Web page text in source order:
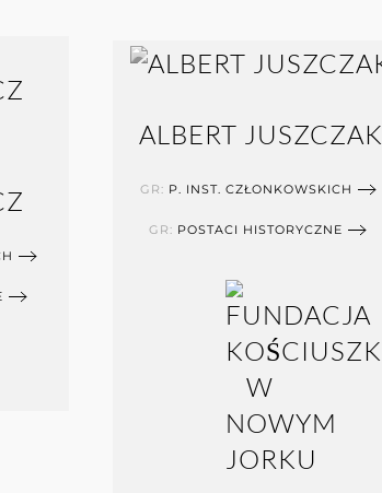
ALBERT JUSZCZAK
GR: P. INST. CZŁONKOWSKICH
GR: POSTACI HISTORYCZNE